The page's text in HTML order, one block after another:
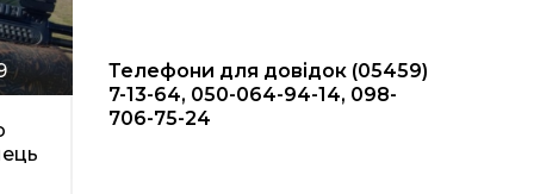
16:57
24 лип
Обмежено придатний,
але безмежно
вмотивований: Як
колишній лісівник став
Телефони для довідок (05459)
7-13-64, 050-064-94-14, 098-
706-75-24